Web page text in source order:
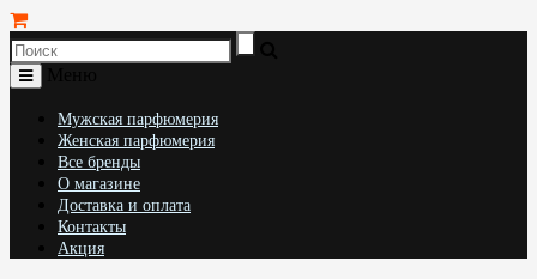
Мужская парфюмерия
Женская парфюмерия
Все бренды
О магазине
Доставка и оплата
Контакты
Акция